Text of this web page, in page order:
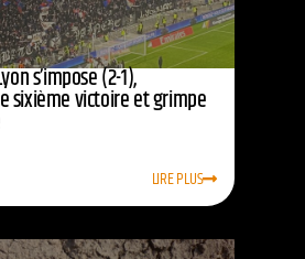
s’impose (2-1),
sixième victoire et grimpe
LIRE PLUS